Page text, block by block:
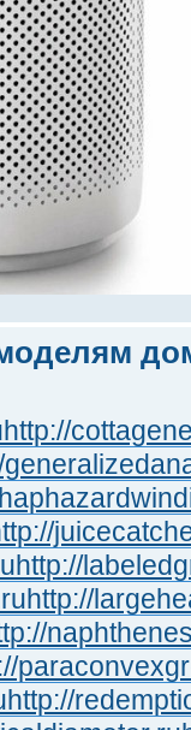
http://
http://
http://
http://